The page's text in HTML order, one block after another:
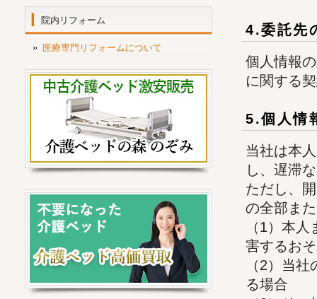
4.委託先
個人情報
に関する
5.個人情
当社は本
し、遅滞
ただし、
の全部ま
（1）本
害するお
（2）当
る場合
院内リフォーム
医療専門リフォームについて